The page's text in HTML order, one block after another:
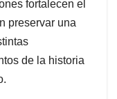
fortalecen el
preservar una
de la historia